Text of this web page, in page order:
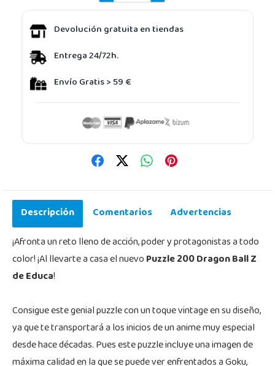
Devolución gratuita en tiendas
Entrega 24/72h.
Envío Gratis > 59 €
Descripción Comentarios
Advertencias
¡Afronta un reto lleno de acción, poder y protagonistas a todo
color! ¡Al llevarte a casa el nuevoPuzzle 200 Dragon Ball Z
de Educa!
Consigue este genial puzzle con un toque vintage en su diseño,
ya que te transportará a los inicios de un anime muy especial
desde hace décadas. Pues este puzzle incluye una imagen de